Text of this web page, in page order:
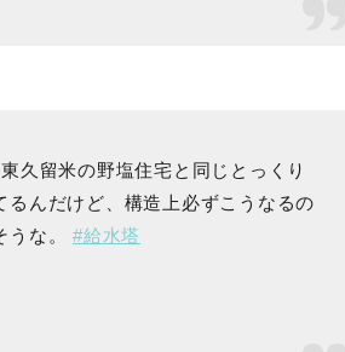
久留米の野塩住宅と同じとっくり
んだけど、構造上必ずこうなるの
うな。#給水塔